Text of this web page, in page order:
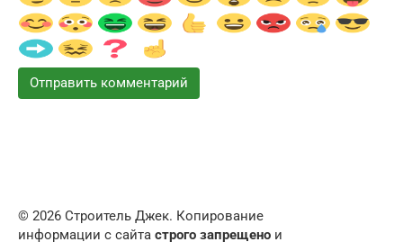
© 2026 Строитель Джек. Копирование
информации с сайта строго запрещено и